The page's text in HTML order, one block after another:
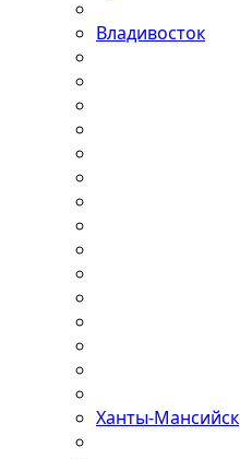
Владивосток
Ханты-Мансийск